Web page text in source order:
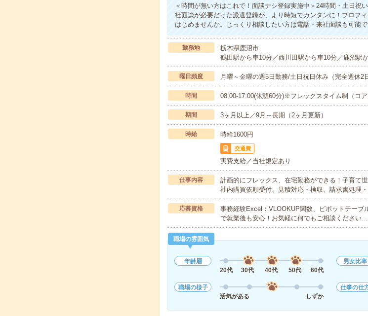
＜時間が無い方はこれで！面談ナシ登録実施中＞24時間・土日祝
社面談が必要だった派遣登録が、より時短でカンタンに！プロフ
はじめませんか。じっくり相談したい方は電話・来社面談も可能
勤務地
栃木県鹿沼市
鶴田駅から車10分／西川田駅から車10分／鹿沼駅
曜日頻度 月曜～金曜の週5日勤務/土日祝日休み（完全週休2
時間 08:00-17:00(休憩60分)※フレックスタイム制（コア
期間 3ヶ月以上／9月～長期（2ヶ月更新）
時給 時給1600円
交通費
実費支給／当社規定あり
仕事内容
計画的にフレックス、在宅勤務ができる！子育て
社内購買依頼受付、見積対応・検収、請求書処理
応募資格
事務経験Excel：VLOOKUP関数、ピボットテーブ
で就業後も安心！お気軽に何でもご相談ください…
職場の雰囲気
年齢層
20代
30代 40代 50代 60代
男女比率
職場の様子
活気がある
しずか
仕事の仕